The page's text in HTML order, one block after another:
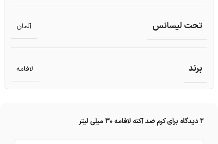
تحت لیسانس آلمان
برند لافامه
2 دیدگاه برای کرم ضد آکنه لافامه 30 میلی لیتر